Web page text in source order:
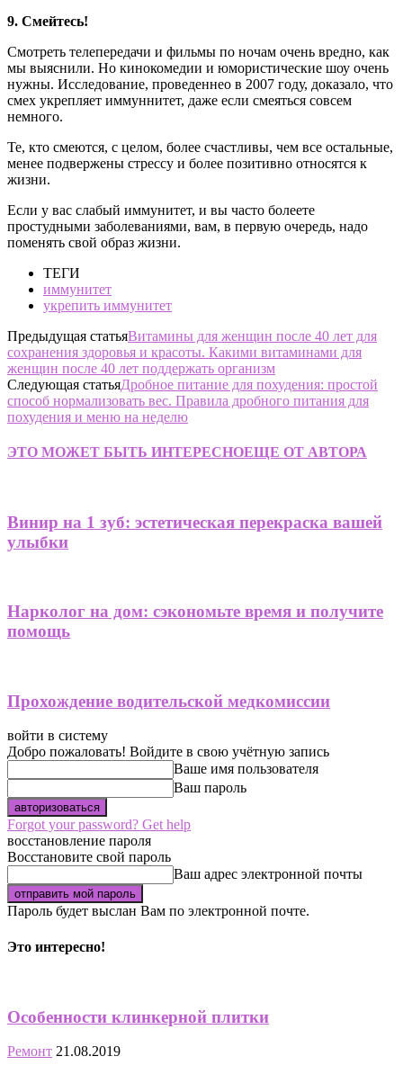
9. Смейтесь!
Смотреть телепередачи и фильмы по ночам очень вредно, как
мы выяснили. Но кинокомедии и юмористические шоу очень
нужны. Исследование, проведеннео в 2007 году, доказало, что
смех укрепляет иммуннитет, даже если смеяться совсем
немного.
Те, кто смеются, с целом, более счастливы, чем все остальные,
менее подвержены стрессу и более позитивно относятся к
жизни.
Если у вас слабый иммунитет, и вы часто болеете
простудными заболеваниями, вам, в первую очередь, надо
поменять свой образ жизни.
ТЕГИ
иммунитет
укрепить иммунитет
Предыдущая статьяВитамины для женщин после 40 лет для
сохранения здоровья и красоты. Какими витаминами для
женщин после 40 лет поддержать организм
Следующая статьяДробное питание для похудения: простой
способ нормализовать вес. Правила дробного питания для
похудения и меню на неделю
ЭТО МОЖЕТ БЫТЬ ИНТЕРЕСНОЕЩЕ ОТ АВТОРА
Винир на 1 зуб: эстетическая перекраска вашей
улыбки
Нарколог на дом: сэкономьте время и получите
помощь
Прохождение водительской медкомиссии
войти в систему
Добро пожаловать! Войдите в свою учётную запись
Ваше имя пользователя
Ваш пароль
Forgot your password? Get help
восстановление пароля
Восстановите свой пароль
Ваш адрес электронной почты
Пароль будет выслан Вам по электронной почте.
Это интересно!
Особенности клинкерной плитки
Ремонт 21.08.2019